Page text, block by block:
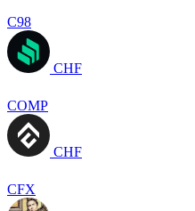
C98
CHF
COMP
CHF
CFX